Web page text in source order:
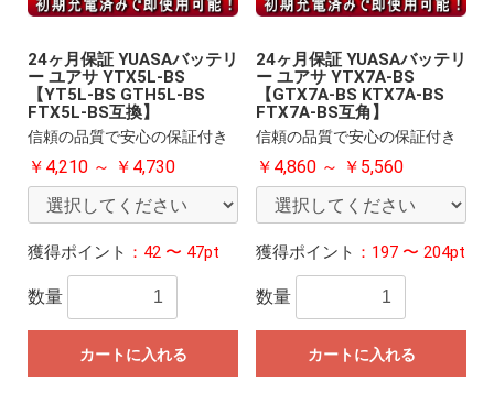
24ヶ月保証 YUASAバッテリ
ー ユアサ YTX5L-BS
【YT5L-BS GTH5L-BS
FTX5L-BS互換】
信頼の品質で安心の保証付き
￥4,210 ～ ￥4,730
獲得ポイント ：42 〜 47pt
数量
カートに入れる
24ヶ月保証 YUASAバッテリ
ー ユアサ YTX7A-BS
【GTX7A-BS KTX7A-BS
FTX7A-BS互角】
信頼の品質で安心の保証付き
￥4,860 ～ ￥5,560
獲得ポイント ：197 〜 204pt
数量
カートに入れる